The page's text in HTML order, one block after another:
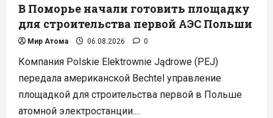
В Поморье начали готовить площадку
для строительства первой АЭС Польши
Мир Атома 06.08.2026 0
Компания Polskie Elektrownie Jądrowe (PEJ)
передала американской Bechtel управление
площадкой для строительства первой в Польше
атомной электростанции....